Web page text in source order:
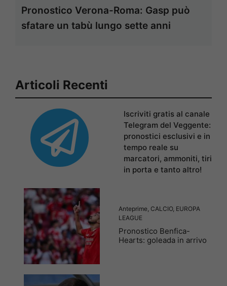
Pronostico Verona-Roma: Gasp può
sfatare un tabù lungo sette anni
Articoli Recenti
Iscriviti gratis al canale
Telegram del Veggente:
pronostici esclusivi e in
tempo reale su
marcatori, ammoniti, tiri
in porta e tanto altro!
Anteprime, CALCIO, EUROPA
LEAGUE
Pronostico Benfica-
Hearts: goleada in arrivo